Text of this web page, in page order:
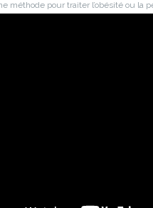
méthode pour traiter l’obésité ou la